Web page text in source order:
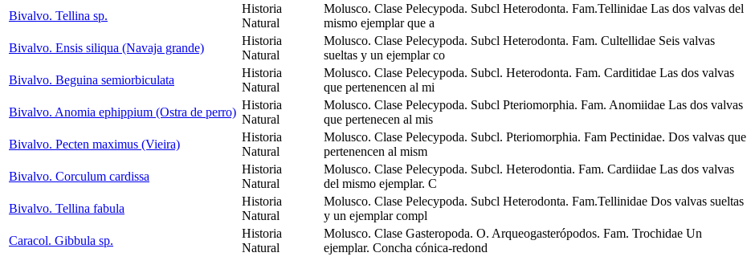
Bivalvo. Tellina sp.
Historia
Natural
Molusco. Clase Pelecypoda. Subcl Heterodonta. Fam.Tellinidae Las dos valvas del
mismo ejemplar que a
Bivalvo. Ensis siliqua (Navaja grande)
Historia
Natural
Molusco. Clase Pelecypoda. Subcl Heterodonta. Fam. Cultellidae Seis valvas
sueltas y un ejemplar co
Bivalvo. Beguina semiorbiculata
Historia
Natural
Molusco. Clase Pelecypoda. Subcl. Heterodonta. Fam. Carditidae Las dos valvas
que pertenencen al mi
Bivalvo. Anomia ephippium (Ostra de perro)
Historia
Natural
Molusco. Clase Pelecypoda. Subcl Pteriomorphia. Fam. Anomiidae Las dos valvas
que pertenecen al mis
Bivalvo. Pecten maximus (Vieira)
Historia
Natural
Molusco. Clase Pelecypoda. Subcl. Pteriomorphia. Fam Pectinidae. Dos valvas que
pertenencen al mism
Bivalvo. Corculum cardissa
Historia
Natural
Molusco. Clase Pelecypoda. Subcl. Heterodontia. Fam. Cardiidae Las dos valvas
del mismo ejemplar. C
Bivalvo. Tellina fabula
Historia
Natural
Molusco. Clase Pelecypoda. Subcl Heterodonta. Fam.Tellinidae Dos valvas sueltas
y un ejemplar compl
Caracol. Gibbula sp.
Historia
Natural
Molusco. Clase Gasteropoda. O. Arqueogasterópodos. Fam. Trochidae Un
ejemplar. Concha cónica-redond